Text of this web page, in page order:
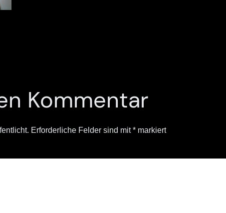
Kommentar
Erforderliche Felder sind mit* markiert